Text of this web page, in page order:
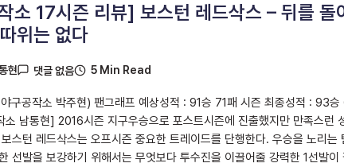
소 17시즌 리뷰] 보스턴 레드삭스 – 뒤를 돌
위는 없다
현 댓글 없음 5 Min Read
구공작소 박주현) 팬그래프 예상성적 : 91승 71패 시즌 최종성적 : 93
남통현] 2016시즌 지구우승으로 포스트시즌에 진출했지만 만족스런
스턴 레드삭스는 오프시즌 중요한 트레이드를 단행한다. 우승을 노리는
선발을 보강하기 위해서는 무엇보다 투수진을 이끌어줄 강력한 1선발이